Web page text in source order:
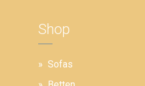
Shop
Sofas